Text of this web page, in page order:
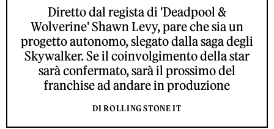
Diretto dal regista di 'Deadpool &
Wolverine' Shawn Levy, pare che sia un
progetto autonomo, slegato dalla saga degli
Skywalker. Se il coinvolgimento della star
sarà confermato, sarà il prossimo del
franchise ad andare in produzione
DI ROLLING STONE IT